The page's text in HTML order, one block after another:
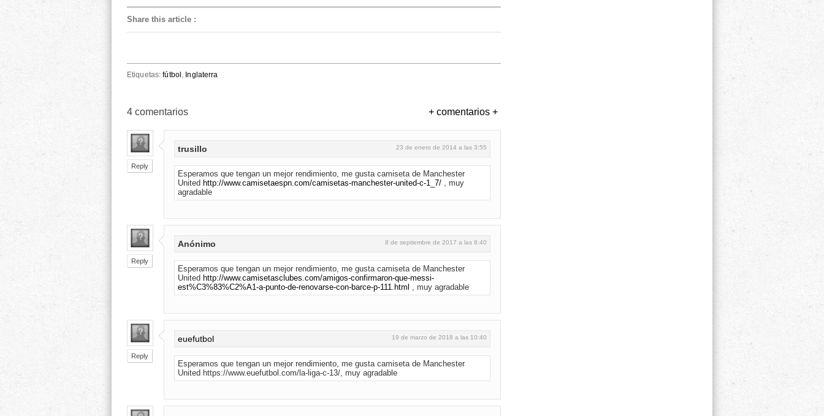
Share this article :
Etiquetas:fútbol , Inglaterra
+ comentarios +
4 comentarios
Reply
trusillo 23 de enero de 2014 a las 3:55
Esperamos que tengan un mejor rendimiento, me gusta camiseta de Manchester
United http://www.camisetaespn.com/camisetas-manchester-united-c-1_7/ , muy
agradable
Reply
Anónimo 8 de septiembre de 2017 a las 8:40
Esperamos que tengan un mejor rendimiento, me gusta camiseta de Manchester
United http://www.camisetasclubes.com/amigos-confirmaron-que-messi-
est%C3%83%C2%A1-a-punto-de-renovarse-con-barce-p-111.html , muy agradable
Reply
euefutbol 19 de marzo de 2018 a las 10:40
Esperamos que tengan un mejor rendimiento, me gusta camiseta de Manchester
United https://www.euefutbol.com/la-liga-c-13/, muy agradable